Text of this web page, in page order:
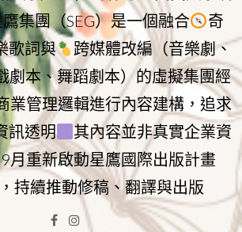
集團（SEG）是一個融合
奇
歌詞與
跨媒體改編（音樂劇、
劇本、舞蹈劇本）的虛擬集團經
業管理邏輯進行內容建構，追求
訊透明
其內容並非真實企業資
月重新啟動星鷹國際出版計畫
持續推動修稿、翻譯與出版
Facebook
Instagram